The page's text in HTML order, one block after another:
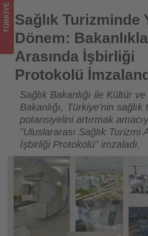
Tourexpi,
sizler
için
turizmde
olup
bitenleri
takip
ediyor!
Sağlık Turizminde Yeni Dönem: Bakanlıklar
Protokolü İmzalandı
TÜRKIYE Sağlık Turizminde
Dönem:
Arasında İşbirliği
Protokolü
Sağlık Bakanlığı ile Kültür
Bakanlığı, Türkiye'nin sağlık
potansiyelini artırmak
"Uluslararası Sağlık Turizmi
İşbirliği Protokolü" imzaladı.